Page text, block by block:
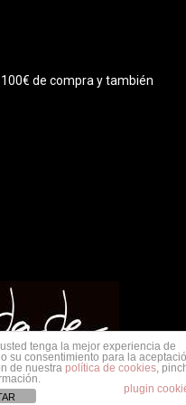
de compra y también
los derechos reservados.
tenga la mejor experiencia de
su consentimiento para la
de nuestra política de cookies,
plugin